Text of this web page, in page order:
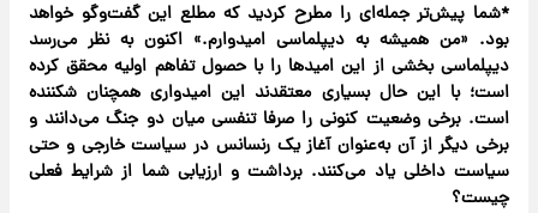
*شما پیش‌تر جمله‌ای را مطرح کردید که مطلع این گفت‌وگو خواهد
بود. «من همیشه به دیپلماسی امیدوارم.» اکنون به نظر می‌رسد
دیپلماسی بخشی از این امیدها را با حصول تفاهم اولیه محقق کرده
است؛ با این حال بسیاری معتقدند این امیدواری همچنان شکننده
است. برخی وضعیت کنونی را صرفا تنفسی میان دو جنگ می‌دانند و
برخی دیگر از آن به‌عنوان آغاز یک رنسانس در سیاست خارجی و حتی
سیاست داخلی یاد می‌کنند. برداشت و ارزیابی شما از شرایط فعلی
چیست؟